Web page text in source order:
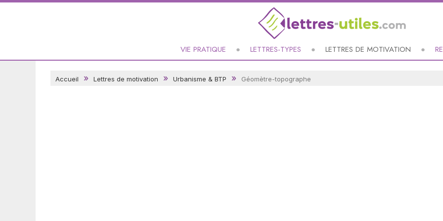
VIE PRATIQUE LETTRES-TYPES LETTRES DE MOTIVATION
Accueil Lettres de motivation Urbanisme & BTP Géomètre-topographe